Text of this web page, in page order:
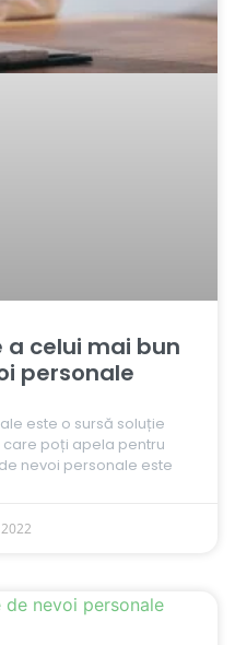
celui mai bun
personale
este o sursă soluție
poți apela pentru
nevoi personale este